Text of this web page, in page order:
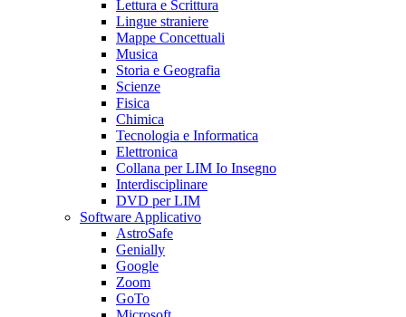
Lettura e Scrittura
Lingue straniere
Mappe Concettuali
Musica
Storia e Geografia
Scienze
Fisica
Chimica
Tecnologia e Informatica
Elettronica
Collana per LIM Io Insegno
Interdisciplinare
DVD per LIM
Software Applicativo
AstroSafe
Genially
Google
Zoom
GoTo